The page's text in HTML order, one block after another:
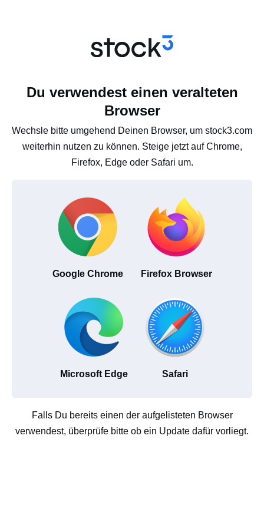
Du verwendest einen veralteten
Browser
Wechsle bitte umgehend Deinen Browser, um stock3.com
weiterhin nutzen zu können. Steige jetzt auf Chrome,
Firefox, Edge oder Safari um.
Google Chrome Firefox Browser
Microsoft Edge Safari
Falls Du bereits einen der aufgelisteten Browser
verwendest, überprüfe bitte ob ein Update dafür vorliegt.